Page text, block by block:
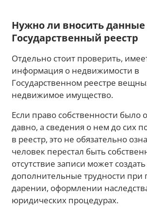
Нужно ли вносить данные
Государственный реестр
Отдельно стоит проверить,
информация о недвижимости в
Государственном реестре
недвижимое имущество.
Если право собственности было
давно, а сведения о нем до сих
в реестр, это не обязательно
человек перестал быть
отсутствие записи может создать
дополнительные трудности при
дарении, оформлении
юридических процедурах.